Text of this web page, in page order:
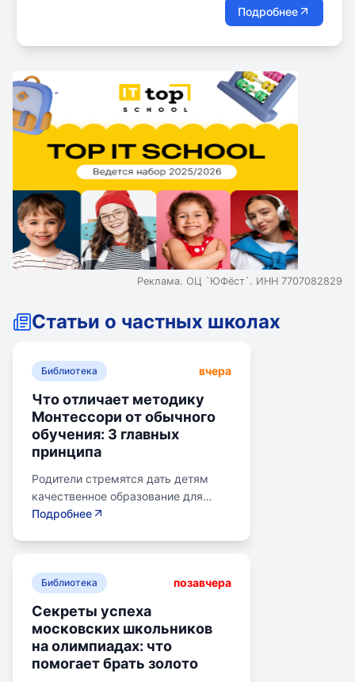
Подробнее
Реклама. ОЦ `ЮФёст`. ИНН 7707082829
Статьи о частных школах
Библиотека вчера
Что отличает методику
Монтессори от обычного
обучения: 3 главных
принципа
Родители стремятся дать детям
качественное образование для
лучшего будущего. Обучение по
школа предлагает уроки на
эксперименты и творческие
погружения для развития детей.
Разные стили обучения подходят
для разных типов учеников:
Подробнее
Библиотека позавчера
Секреты успеха
московских школьников
на олимпиадах: что
помогает брать золото